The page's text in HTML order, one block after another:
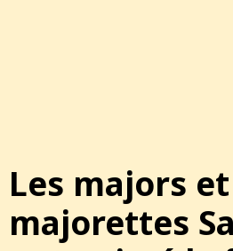
Les majors et
majorettes